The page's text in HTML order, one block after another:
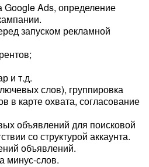
Google Ads, определение
запуском рекламной
и т.д.
слов), группировка
в карте охвата, согласование
объявлений для поисковой
со структурой аккаунта.
объявлений.
минус-слов.